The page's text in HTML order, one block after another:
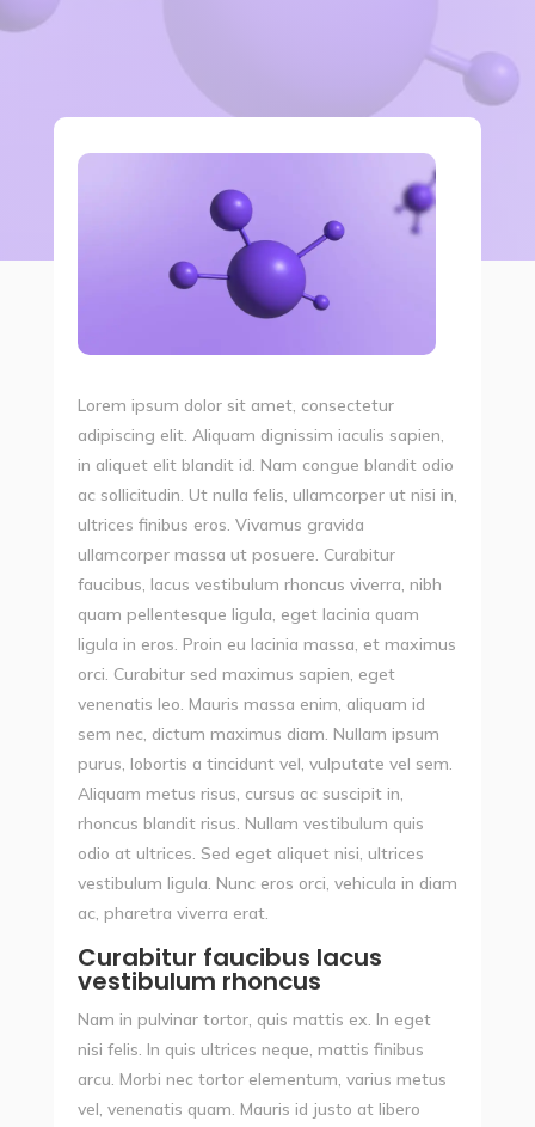
Lorem ipsum dolor sit amet, consectetur
adipiscing elit. Aliquam dignissim iaculis sapien,
in aliquet elit blandit id. Nam congue blandit odio
ac sollicitudin. Ut nulla felis, ullamcorper ut nisi in,
ultrices finibus eros. Vivamus gravida
ullamcorper massa ut posuere. Curabitur
faucibus, lacus vestibulum rhoncus viverra, nibh
quam pellentesque ligula, eget lacinia quam
ligula in eros. Proin eu lacinia massa, et maximus
orci. Curabitur sed maximus sapien, eget
venenatis leo. Mauris massa enim, aliquam id
sem nec, dictum maximus diam. Nullam ipsum
purus, lobortis a tincidunt vel, vulputate vel sem.
Aliquam metus risus, cursus ac suscipit in,
rhoncus blandit risus. Nullam vestibulum quis
odio at ultrices. Sed eget aliquet nisi, ultrices
vestibulum ligula. Nunc eros orci, vehicula in diam
ac, pharetra viverra erat.
Curabitur faucibus lacus
vestibulum rhoncus
Nam in pulvinar tortor, quis mattis ex. In eget
nisi felis. In quis ultrices neque, mattis finibus
arcu. Morbi nec tortor elementum, varius metus
vel, venenatis quam. Mauris id justo at libero